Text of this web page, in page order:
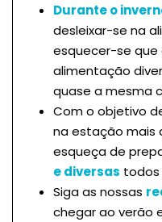
Durante o
desleixar-se na
esquecer-se que
alimentação
quase a mesma
Com o objetivo
na estação mais
esqueça de
e diversas todos
Siga as nossas
chegar ao verão